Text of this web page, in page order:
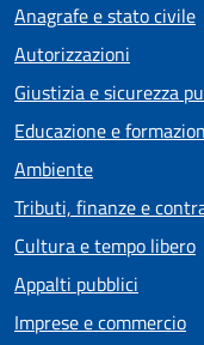
Anagrafe e stato civile
Autorizzazioni
Giustizia e sicurezza
Educazione e
Ambiente
Tributi, finanze e
Cultura e tempo libero
Appalti pubblici
Imprese e commercio